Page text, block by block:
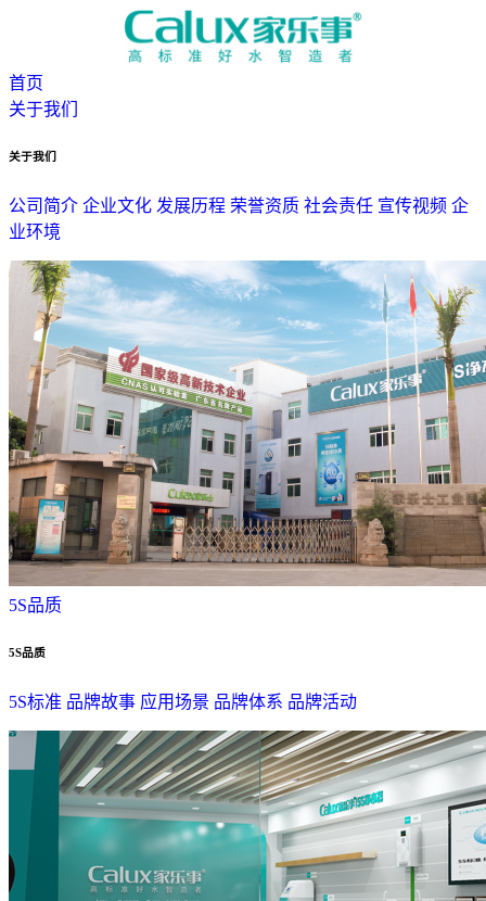
首页
关于我们
关于我们
公司简介 企业文化 发展历程 荣誉资质 社会责任 宣传视频 企
业环境
5S品质
5S品质
5S标准 品牌故事 应用场景 品牌体系 品牌活动